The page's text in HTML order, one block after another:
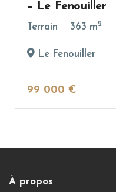
– Le Fenouiller
Terrain 363 m2
Le Fenouiller
99 000 €
À propos